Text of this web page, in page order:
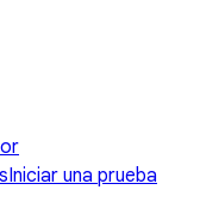
Iniciar una prueba